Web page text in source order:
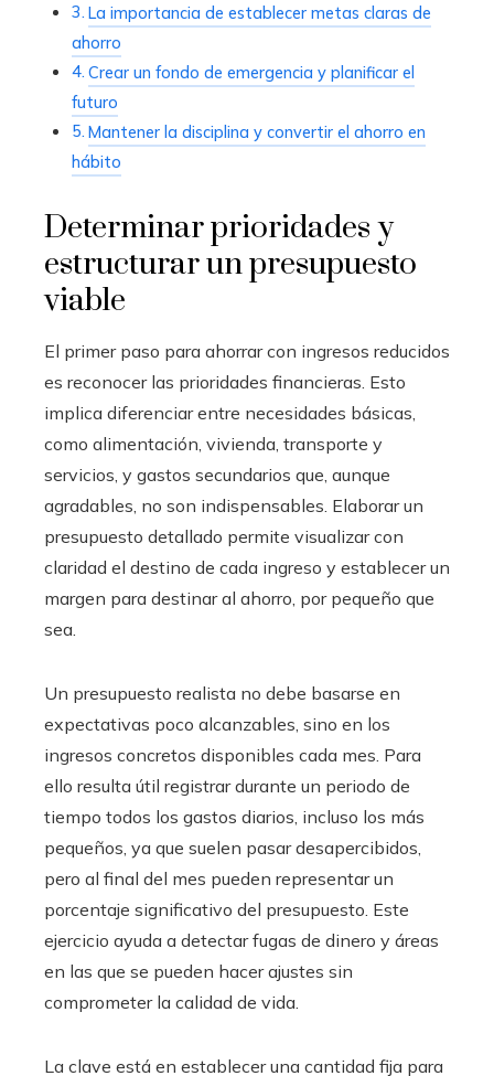
La importancia de establecer metas claras de
ahorro
Crear un fondo de emergencia y planificar el
futuro
Mantener la disciplina y convertir el ahorro en
hábito
Determinar prioridades y
estructurar un presupuesto
viable
El primer paso para ahorrar con ingresos reducidos
es reconocer las prioridades financieras. Esto
implica diferenciar entre necesidades básicas,
como alimentación, vivienda, transporte y
servicios, y gastos secundarios que, aunque
agradables, no son indispensables. Elaborar un
presupuesto detallado permite visualizar con
claridad el destino de cada ingreso y establecer un
margen para destinar al ahorro, por pequeño que
sea.
Un presupuesto realista no debe basarse en
expectativas poco alcanzables, sino en los
ingresos concretos disponibles cada mes. Para
ello resulta útil registrar durante un periodo de
tiempo todos los gastos diarios, incluso los más
pequeños, ya que suelen pasar desapercibidos,
pero al final del mes pueden representar un
porcentaje significativo del presupuesto. Este
ejercicio ayuda a detectar fugas de dinero y áreas
en las que se pueden hacer ajustes sin
comprometer la calidad de vida.
La clave está en establecer una cantidad fija para